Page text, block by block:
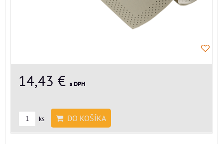
14,43 € s DPH
ks DO KOŠÍKA